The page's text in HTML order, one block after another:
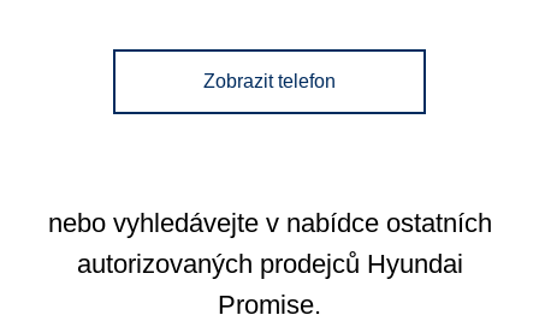
Zobrazit telefon
nebo vyhledávejte v nabídce ostatních
autorizovaných prodejců Hyundai
Promise.